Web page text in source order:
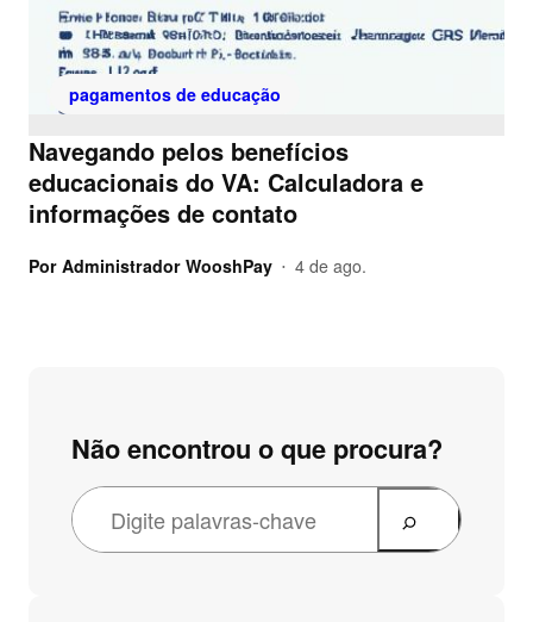
pagamentos de educação
Navegando pelos benefícios
educacionais do VA: Calculadora e
informações de contato
Por Administrador WooshPay • 4 de ago.
Não encontrou o que procura?